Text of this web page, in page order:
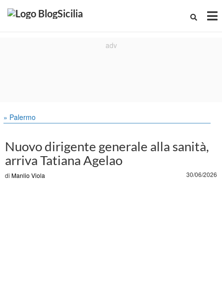
» Palermo
Nuovo dirigente generale alla sanità,
arriva Tatiana Agelao
di Manlio Viola 30/06/2026